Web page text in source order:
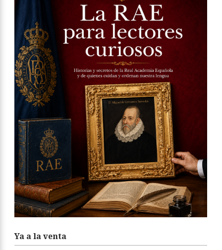
Ya a la venta